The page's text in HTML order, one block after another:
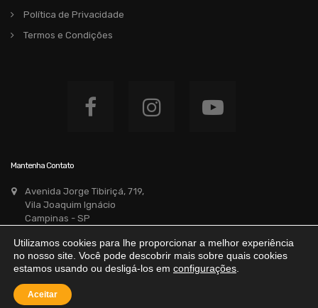
Política de Privacidade
Termos e Condições
Mantenha Contato
Avenida Jorge Tibiriçá, 719,
Vila Joaquim Ignácio
Campinas - SP
pontoaautomoveis@outlook.com
Utilizamos cookies para lhe proporcionar a melhor experiência
no nosso site. Você pode descobrir mais sobre quais cookies
estamos usando ou desligá-los em configurações
Aceitar